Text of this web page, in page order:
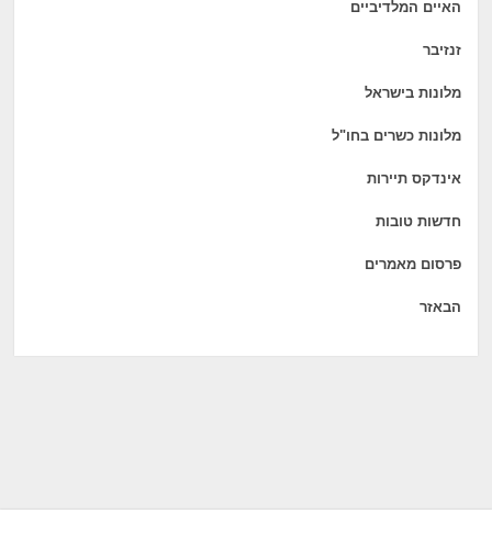
האיים המלדיביים
זנזיבר
מלונות בישראל
מלונות כשרים בחו"ל
אינדקס תיירות
חדשות טובות
פרסום מאמרים
הבאזר